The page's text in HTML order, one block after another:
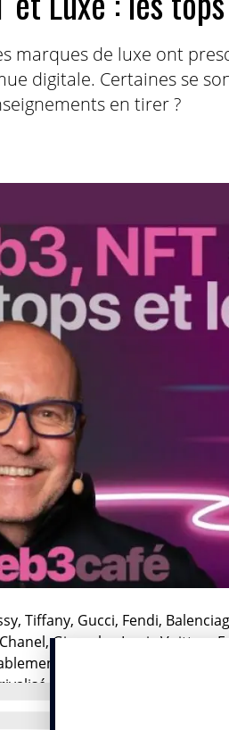
marques de luxe ont
digitale. Certaines se
en tirer ?
Tiffany, Gucci, Fendi,
Givenchy, Louis Vuitton,
pas échappé, depuis
d’initiatives en matière de